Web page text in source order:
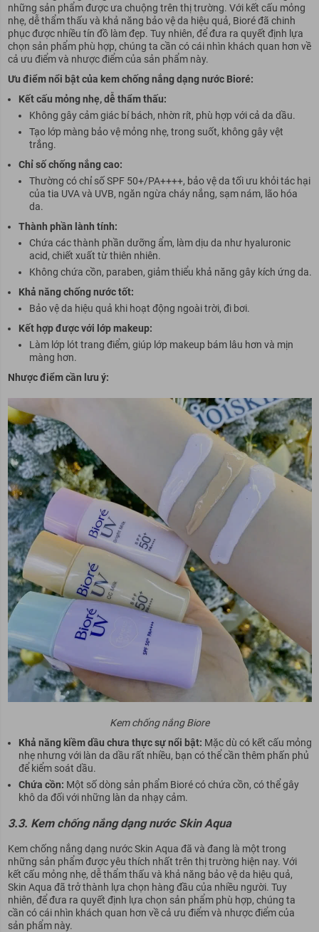
những sản phẩm được ưa chuộng trên thị trường. Với kết cấu mỏng
nhẹ, dễ thẩm thấu và khả năng bảo vệ da hiệu quả, Bioré đã chinh
phục được nhiều tín đồ làm đẹp. Tuy nhiên, để đưa ra quyết định lựa
chọn sản phẩm phù hợp, chúng ta cần có cái nhìn khách quan hơn về
cả ưu điểm và nhược điểm của sản phẩm này.
Ưu điểm nổi bật của kem chống nắng dạng nước Bioré:
Kết cấu mỏng nhẹ, dễ thẩm thấu:
Không gây cảm giác bí bách, nhờn rít, phù hợp với cả da dầu.
Tạo lớp màng bảo vệ mỏng nhẹ, trong suốt, không gây vệt
trắng.
Chỉ số chống nắng cao:
Thường có chỉ số SPF 50+/PA++++, bảo vệ da tối ưu khỏi tác hại
của tia UVA và UVB, ngăn ngừa cháy nắng, sạm nám, lão hóa
da.
Thành phần lành tính:
Chứa các thành phần dưỡng ẩm, làm dịu da như hyaluronic
acid, chiết xuất từ thiên nhiên.
Không chứa cồn, paraben, giảm thiểu khả năng gây kích ứng da.
Khả năng chống nước tốt:
Bảo vệ da hiệu quả khi hoạt động ngoài trời, đi bơi.
Kết hợp được với lớp makeup:
Làm lớp lót trang điểm, giúp lớp makeup bám lâu hơn và mịn
màng hơn.
Nhược điểm cần lưu ý:
Kem chống nắng Biore
Khả năng kiềm dầu chưa thực sự nổi bật: Mặc dù có kết cấu mỏng
nhẹ nhưng với làn da dầu rất nhiều, bạn có thể cần thêm phấn phủ
để kiểm soát dầu.
Chứa cồn: Một số dòng sản phẩm Bioré có chứa cồn, có thể gây
khô da đối với những làn da nhạy cảm.
3.3. Kem chống nắng dạng nước Skin Aqua
Kem chống nắng dạng nước Skin Aqua đã và đang là một trong
những sản phẩm được yêu thích nhất trên thị trường hiện nay. Với
kết cấu mỏng nhẹ, dễ thẩm thấu và khả năng bảo vệ da hiệu quả,
Skin Aqua đã trở thành lựa chọn hàng đầu của nhiều người. Tuy
nhiên, để đưa ra quyết định lựa chọn sản phẩm phù hợp, chúng ta
cần có cái nhìn khách quan hơn về cả ưu điểm và nhược điểm của
sản phẩm này.